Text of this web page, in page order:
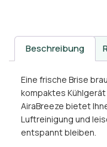
Beschreibung
Eine frische Brise
kompaktes
AiraBreeze bietet
Luftreinigung und
entspannt bleiben.